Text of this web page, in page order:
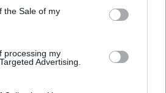
the Sale of my
processing my
Advertising.
ai belvedere, sia a
nella
. Le prove
e favoriscono la
Gli esperti interpellati